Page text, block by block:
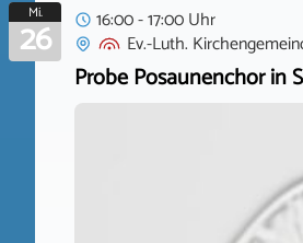
Mi.
26
16:00 - 17:00 Uhr
Ev.-Luth.
Probe Posaunenchor in